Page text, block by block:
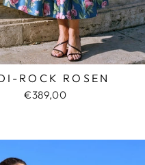
ROCK ROSEN
€389,00